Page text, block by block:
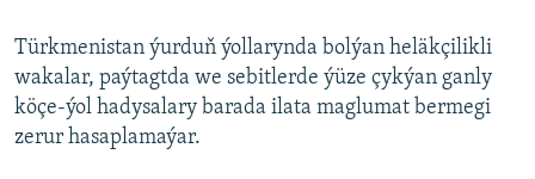
Türkmenistan ýurduň ýollarynda bolýan heläkçilikli
wakalar, paýtagtda we sebitlerde ýüze çykýan ganly
köçe-ýol hadysalary barada ilata maglumat bermegi
zerur hasaplamaýar.